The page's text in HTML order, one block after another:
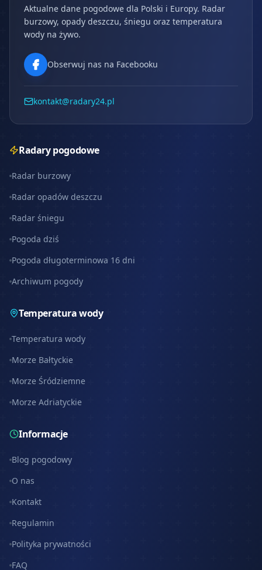
Aktualne dane pogodowe dla Polski i Europy. Radar
burzowy, opady deszczu, śniegu oraz temperatura
wody na żywo.
Obserwuj nas na Facebooku
kontakt@radary24.pl
Radary pogodowe
Radar burzowy
Radar opadów deszczu
Radar śniegu
Pogoda dziś
Pogoda długoterminowa 16 dni
Archiwum pogody
Temperatura wody
Temperatura wody
Morze Bałtyckie
Morze Śródziemne
Morze Adriatyckie
Informacje
Blog pogodowy
O nas
Kontakt
Regulamin
Polityka prywatności
FAQ